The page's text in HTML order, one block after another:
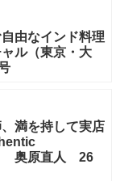
由なインド料理
ル（東京・大
満を持して実店
奥原直人 26